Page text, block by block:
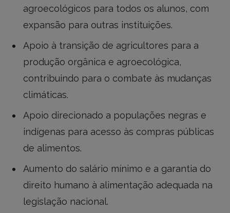
agroecológicos para todos os alunos, com
expansão para outras instituições.
Apoio à transição de agricultores para a
produção orgânica e agroecológica,
contribuindo para o combate às mudanças
climáticas.
Apoio direcionado a populações negras e
indígenas para acesso às compras públicas
de alimentos.
Aumento do salário mínimo e a garantia do
direito humano à alimentação adequada na
legislação nacional.